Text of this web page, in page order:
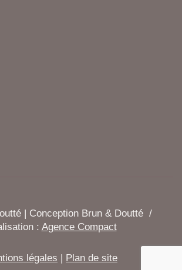
| Conception Brun & Doutté /
: Agence Compact
légales | Plan de site